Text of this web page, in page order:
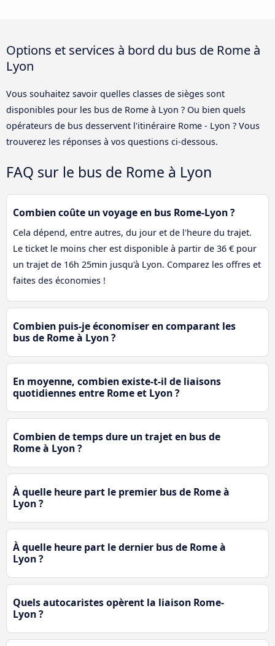
Options et services à bord du bus de Rome à
Lyon
Vous souhaitez savoir quelles classes de sièges sont
disponibles pour les bus de Rome à Lyon ? Ou bien quels
opérateurs de bus desservent l'itinéraire Rome - Lyon ? Vous
trouverez les réponses à vos questions ci-dessous.
FAQ sur le bus de Rome à Lyon
Combien coûte un voyage en bus Rome-Lyon ?
Cela dépend, entre autres, du jour et de l'heure du trajet.
Le ticket le moins cher est disponible à partir de 36 € pour
un trajet de 16h 25min jusqu'à Lyon. Comparez les offres et
faites des économies !
Combien puis-je économiser en comparant les
bus de Rome à Lyon ?
En moyenne, combien existe-t-il de liaisons
quotidiennes entre Rome et Lyon ?
Combien de temps dure un trajet en bus de
Rome à Lyon ?
À quelle heure part le premier bus de Rome à
Lyon ?
À quelle heure part le dernier bus de Rome à
Lyon ?
Quels autocaristes opèrent la liaison Rome-
Lyon ?